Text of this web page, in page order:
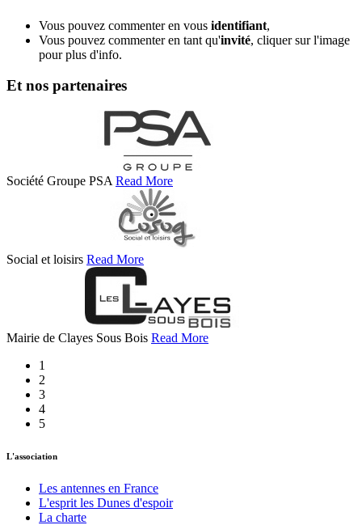
Vous pouvez commenter en vous identifiant,
Vous pouvez commenter en tant qu'invité, cliquer sur l'image
pour plus d'info.
Et nos partenaires
Société Groupe PSA Read More
Social et loisirs Read More
Mairie de Clayes Sous Bois Read More
1
2
3
4
5
L'association
Les antennes en France
L'esprit les Dunes d'espoir
La charte